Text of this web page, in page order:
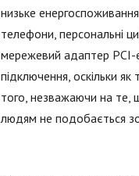
низьке
телефони, персональні
мережевий адаптер PCI-
підключення, оскільки
того, незважаючи на те,
людям не подобається